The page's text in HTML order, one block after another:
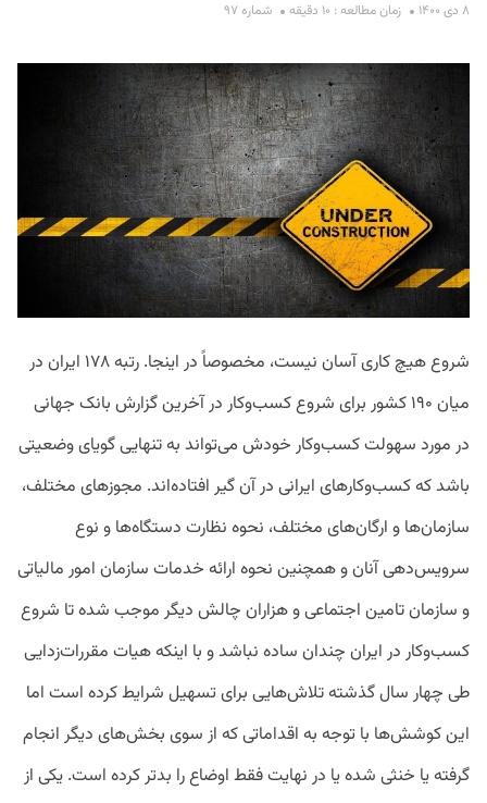
۸ دی ۱۴۰۰ زمان مطالعه : ۱۰ دقیقه شماره ۹۷
شروع هیچ کاری آسان نیست، مخصوصاً در اینجا. رتبه ۱۷۸ ایران در
میان ۱۹۰ کشور برای شروع کسب‌وکار در آخرین گزارش بانک جهانی
در مورد سهولت کسب‌وکار خودش می‌تواند به تنهایی گویای وضعیتی
باشد که کسب‌وکارهای ایرانی در آن گیر افتاده‌اند. مجوزهای مختلف،
سازمان‌ها و ارگان‌های مختلف، نحوه نظارت دستگاه‌ها و نوع
سرویس‌دهی آنان و همچنین نحوه ارائه خدمات سازمان امور مالیاتی
و سازمان تامین اجتماعی و هزاران چالش دیگر موجب شده تا شروع
کسب‌وکار در ایران چندان ساده نباشد و با اینکه هیات مقررات‌زدایی
طی چهار سال گذشته تلاش‌هایی برای تسهیل شرایط کرده است اما
این کوشش‌ها با توجه به اقداماتی که از سوی بخش‌های دیگر انجام
گرفته یا خنثی شده یا در نهایت فقط اوضاع را بدتر کرده است. یکی از